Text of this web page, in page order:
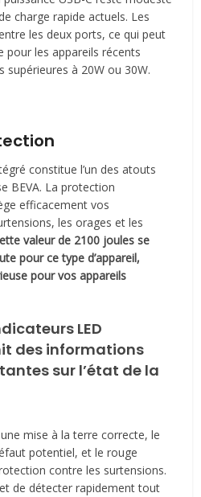
charge rapide actuels. Les
les deux ports, ce qui peut
pour les appareils récents
supérieures à 20W ou 30W.
constitue l’un des atouts
BEVA. La protection
efficacement vos
les orages et les
valeur de 2100 joules se
pour ce type d’appareil,
pour vos appareils
LED
des informations
sur l’état de la
mise à la terre correcte, le
potentiel, et le rouge
contre les surtensions.
de détecter rapidement tout